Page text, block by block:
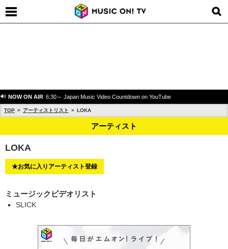
NOW ON AIR 6:30～ Japan Music Video Countdown on YouTube
TOP アーティストリスト LOKA
アーティスト
LOKA
★お気に入りアーティスト登録
ミュージックビデオリスト
SLICK